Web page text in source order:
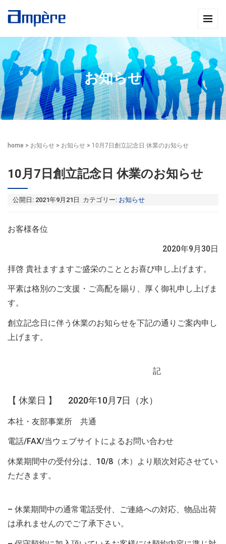
お知らせ
home > お知らせ > お知らせ > 10月7日創立記念日 休業のお知らせ
10月7日創立記念日 休業のお知らせ
公開日: 2021年9月21日 カテゴリー: お知らせ
お客様各位
2020年9月30日
拝啓 貴社ますますご盛栄のこととお喜び申し上げます。
平素は格別のご支援・ご高配を賜り、厚く御礼申し上げま
す。
創立記念日に伴う休業のお知らせを下記の通りご案内申し
上げます。
記
【 休業日 】 2020年10月7日（水）
本社・友部事業所 共通
電話/FAX/当ウェブサイトによるお問い合わせ
休業期間中の受付分は、10/8（木）より順次対応させてい
ただきます。
– 休業期間中の通常電話受付、ご連絡への対応、物品出荷
は承れませんのでご了承下さい。